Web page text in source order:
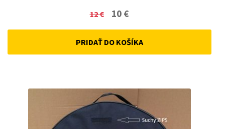
12€
Original
price
was:
10 €
price
is:
PRIDAŤ DO KOŠÍKA